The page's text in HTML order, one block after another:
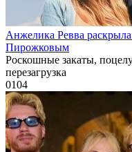
Анжелика Ревва
Пирожковым
Роскошные закаты,
перезагрузка
0104